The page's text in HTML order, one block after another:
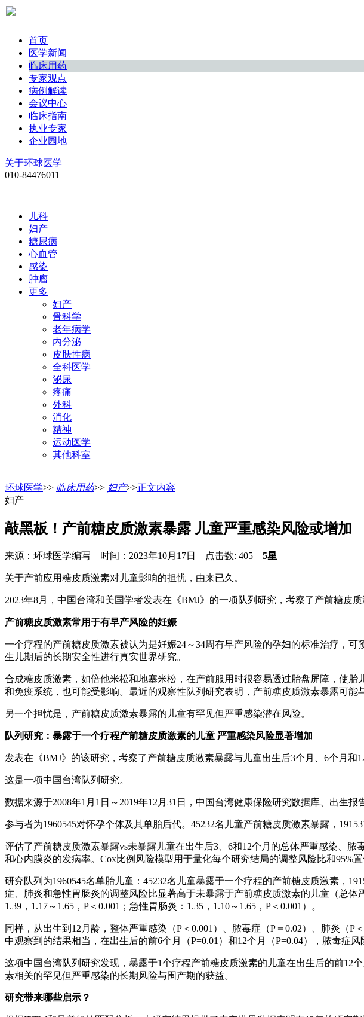
首页
医学新闻
临床用药
专家观点
病例解读
会议中心
临床指南
执业专家
企业园地
关于环球医学
010-84476011
儿科
妇产
糖尿病
心血管
感染
肿瘤
更多
妇产
骨科学
老年病学
内分泌
皮肤性病
全科医学
泌尿
疼痛
外科
消化
精神
运动医学
其他科室
环球医学>> 临床用药>> 妇产>>正文内容
妇产
敲黑板！产前糖皮质激素暴露 儿童严重感染风险或增加
来源：环球医学编写 时间：2023年10月17日 点击数: 405 5星
关于产前应用糖皮质激素对儿童影响的担忧，由来已久。
2023年8月，中国台湾和美国学者发表在《BMJ》的一项队列研究，考察了产前糖皮
产前糖皮质激素常用于有早产风险的妊娠
一个疗程的产前糖皮质激素被认为是妊娠24～34周有早产风险的孕妇的标准治疗，
生儿期后的长期安全性进行真实世界研究。
合成糖皮质激素，如倍他米松和地塞米松，在产前服用时很容易透过胎盘屏障，使
和免疫系统，也可能受影响。最近的观察性队列研究表明，产前糖皮质激素暴露可能
另一个担忧是，产前糖皮质激素暴露的儿童有罕见但严重感染潜在风险。
队列研究：暴露于一个疗程产前糖皮质激素的儿童 严重感染风险显著增加
发表在《BMJ》的该研究，考察了产前糖皮质激素暴露与儿童出生后3个月、6个月和
这是一项中国台湾队列研究。
数据来源于2008年1月1日～2019年12月31日，中国台湾健康保险研究数据库、出生
参与者为1960545对怀孕个体及其单胎后代。45232名儿童产前糖皮质激素暴露，
评估了产前糖皮质激素暴露vs未暴露儿童在出生后3、6和12个月的总体严重感染、
和心内膜炎的发病率。Cox比例风险模型用于量化每个研究结局的调整风险比和95%置
研究队列为1960545名单胎儿童：45232名儿童暴露于一个疗程的产前糖皮质激素，
症、肺炎和急性胃肠炎的调整风险比显著高于未暴露于产前糖皮质激素的儿童（总体
1.39，1.17～1.65，P＜0.001；急性胃肠炎：1.35，1.10～1.65，P＜0.001）。
同样，从出生到12月龄，整体严重感染（P＜0.001）、脓毒症（P＝0.02）、肺炎（
中观察到的结果相当，在出生后的前6个月（P=0.01）和12个月（P=0.04），脓毒症风
这项中国台湾队列研究发现，暴露于1个疗程产前糖皮质激素的儿童在出生后的前
素相关的罕见但严重感染的长期风险与围产期的获益。
研究带来哪些启示？